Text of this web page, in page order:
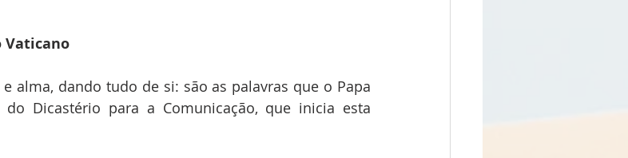
Vaticano
alma, dando tudo de si: são as palavras que o Papa
Dicastério para a Comunicação, que inicia esta